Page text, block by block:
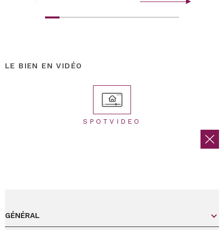
LE BIEN EN VIDÉO
SPOTVIDEO
GÉNÉRAL